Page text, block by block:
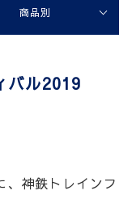
商品別
バル2019
神鉄トレインフ